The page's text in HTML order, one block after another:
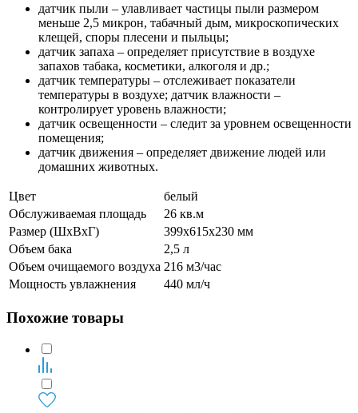
датчик пыли – улавливает частицы пыли размером
меньше 2,5 микрон, табачный дым, микроскопических
клещей, споры плесени и пыльцы;
датчик запаха – определяет присутствие в воздухе
запахов табака, косметики, алкоголя и др.;
датчик температуры – отслеживает показатели
температуры в воздухе; датчик влажности –
контролирует уровень влажности;
датчик освещенности – следит за уровнем освещенности
помещения;
датчик движения – определяет движение людей или
домашних животных.
Цвет
белый
Обслуживаемая площадь
26 кв.м
Размер (ШхВхГ)
399х615х230 мм
Объем бака
2,5 л
Объем очищаемого воздуха 216 м3/час
Мощность увлажнения
440 мл/ч
Похожие товары